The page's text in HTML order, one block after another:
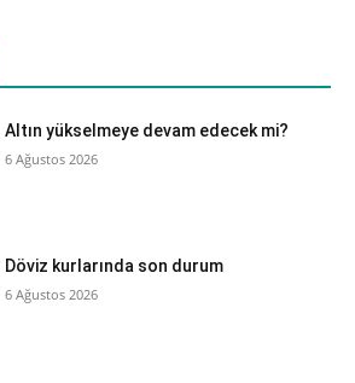
Altın yükselmeye devam edecek mi?
6 Ağustos 2026
Döviz kurlarında son durum
6 Ağustos 2026